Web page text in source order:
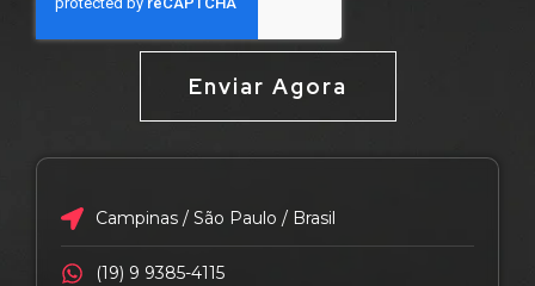
Enviar Agora
Campinas / São Paulo / Brasil
(19) 9 9385-4115